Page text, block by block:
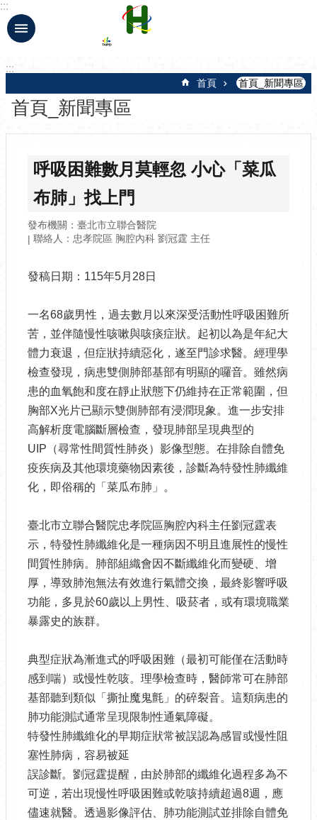
跳到主要內容區塊
:::
:::
首頁 首頁_新聞專區
首頁_新聞專區
呼吸困難數月莫輕忽 小心「菜瓜
布肺」找上門
發布機關：臺北市立聯合醫院
聯絡人：忠孝院區 胸腔內科 劉冠霆 主任
發稿日期：115年5月28日
一名68歲男性，過去數月以來深受活動性呼吸困難所
苦，並伴隨慢性咳嗽與咳痰症狀。起初以為是年紀大
體力衰退，但症狀持續惡化，遂至門診求醫。經理學
檢查發現，病患雙側肺部基部有明顯的囉音。雖然病
患的血氧飽和度在靜止狀態下仍維持在正常範圍，但
胸部X光片已顯示雙側肺部有浸潤現象。進一步安排
高解析度電腦斷層檢查，發現肺部呈現典型的
UIP（尋常性間質性肺炎）影像型態。在排除自體免
疫疾病及其他環境藥物因素後，診斷為特發性肺纖維
化，即俗稱的「菜瓜布肺」。
臺北市立聯合醫院忠孝院區胸腔內科主任劉冠霆表
示，特發性肺纖維化是一種病因不明且進展性的慢性
間質性肺病。肺部組織會因不斷纖維化而變硬、增
厚，導致肺泡無法有效進行氣體交換，最終影響呼吸
功能，多見於60歲以上男性、吸菸者，或有環境職業
暴露史的族群。
典型症狀為漸進式的呼吸困難（最初可能僅在活動時
感到喘）或慢性乾咳。理學檢查時，醫師常可在肺部
基部聽到類似「撕扯魔鬼氈」的碎裂音。這類病患的
肺功能測試通常呈現限制性通氣障礙。
特發性肺纖維化的早期症狀常被誤認為感冒或慢性阻
塞性肺病，容易被延
誤診斷。劉冠霆提醒，由於肺部的纖維化過程多為不
可逆，若出現慢性呼吸困難或乾咳持續超過8週，應
儘速就醫。透過影像評估、肺功能測試並排除自體免